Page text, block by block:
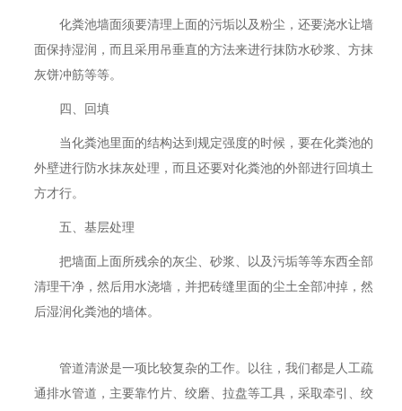
化粪池墙面须要清理上面的污垢以及粉尘，还要浇水让墙
面保持湿润，而且采用吊垂直的方法来进行抹防水砂浆、方抹
灰饼冲筋等等。
四、回填
当化粪池里面的结构达到规定强度的时候，要在化粪池的
外壁进行防水抹灰处理，而且还要对化粪池的外部进行回填土
方才行。
五、基层处理
把墙面上面所残余的灰尘、砂浆、以及污垢等等东西全部
清理干净，然后用水浇墙，并把砖缝里面的尘土全部冲掉，然
后湿润化粪池的墙体。
管道清淤是一项比较复杂的工作。以往，我们都是人工疏
通排水管道，主要靠竹片、绞磨、拉盘等工具，采取牵引、绞